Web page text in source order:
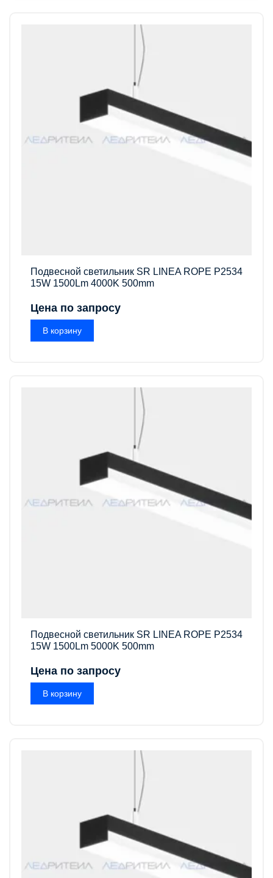
Подвесной светильник SR LINEA ROPE P2534
15W 1500Lm 4000K 500mm
Цена по запросу
В корзину
Подвесной светильник SR LINEA ROPE P2534
15W 1500Lm 5000K 500mm
Цена по запросу
В корзину